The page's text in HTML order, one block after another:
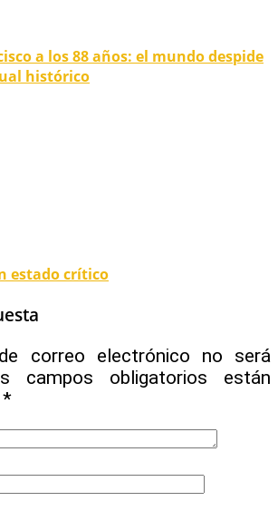
a los 88 años: el mundo despide
histórico
estado crítico
correo electrónico no será
campos obligatorios están
*